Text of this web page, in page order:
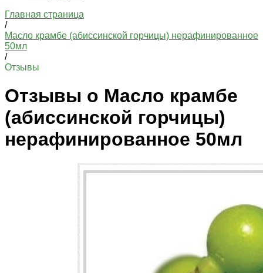
Главная страница
/
Масло крамбе (абиссинской горчицы) нерафинированное
50мл
/
Отзывы
Отзывы о Масло крамбе
(абиссинской горчицы)
нерафинированное 50мл